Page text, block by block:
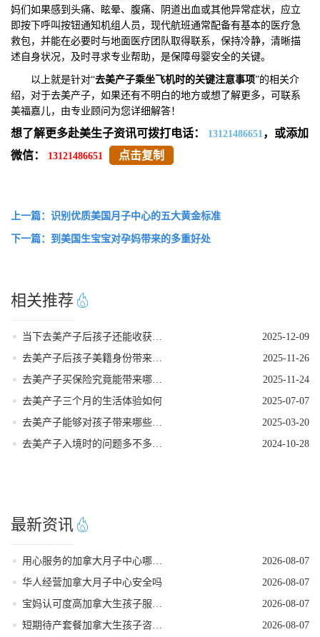
妈们如果感到头痛、眩晕、腹痛、阴道出血或其他异常症状，应立
即按下呼叫按钮通知机组人员，现代航班通常配备有基本的医疗急
救包，并能在必要时与地面医疗团队取得联系，保持冷静，清晰描
述自身状况，及时寻求专业帮助，是保障母婴安全的关键。
以上就是针对“去美产子乘坐飞机时的关键注意事项”的相关介
绍，对于去美产子，如果还有不明白的地方或想了解更多，可联系
美福嘉儿，由专业顾问为您详细解答！
想了解更多赴美生子资讯可拨打电话： 13121486651 ，或添加
微信：
13121486651 点击复制
上一篇：识别优质美国月子中心的五大黄金标准
下一篇：到美国生宝宝对孕妈带来的多重好处
相关推荐
2025-12-09
2025-11-26
2025-11-24
去美产子三个月的生活体验如何
2025-07-07
2025-03-20
2024-10-28
最新资讯
2026-08-07
华人经营加拿大月子中心安全吗
2026-08-07
2026-08-07
2026-08-07